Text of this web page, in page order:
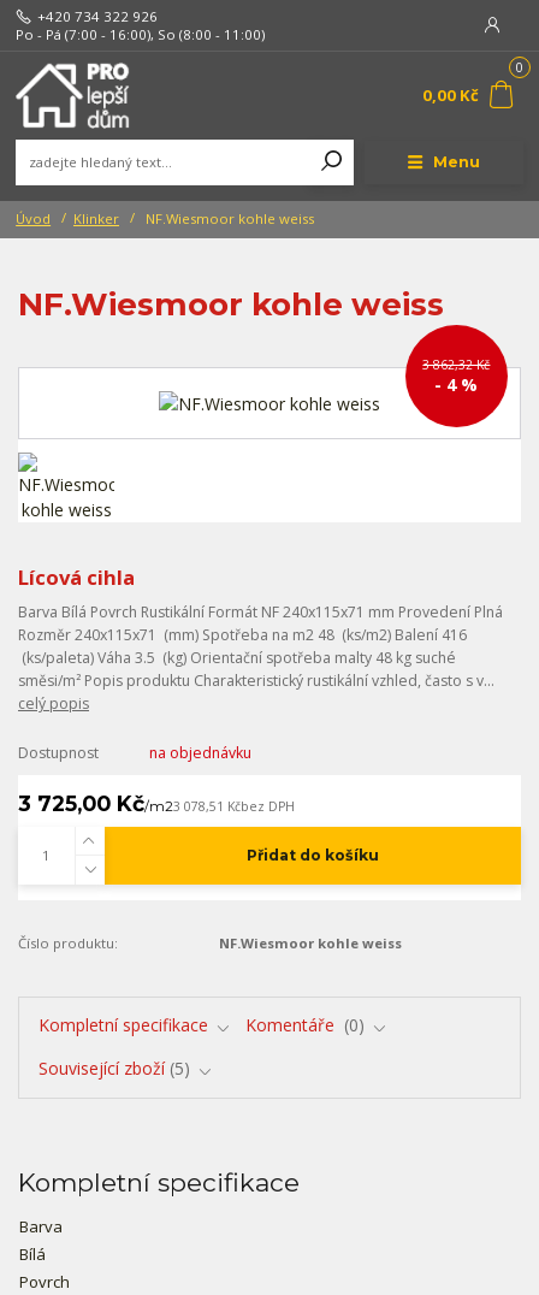
Menu
+420 734 322 926
Po - Pá (7:00 - 16:00), So (8:00 - 11:00)
0
0,00 Kč
Úvod Klinker NF.Wiesmoor kohle weiss
NF.Wiesmoor kohle weiss
3 862,32 Kč
- 4 %
Lícová cihla
Barva Bílá Povrch Rustikální Formát NF 240x115x71 mm Provedení Plná
Rozměr 240x115x71 (mm) Spotřeba na m2 48 (ks/m2) Balení 416
(ks/paleta) Váha 3.5 (kg) Orientační spotřeba malty 48 kg suché
směsi/m² Popis produktu Charakteristický rustikální vzhled, často s v...
celý popis
Dostupnost na objednávku
3 725,00 Kč/m23 078,51 Kčbez DPH
Přidat do košíku
Číslo produktu: NF.Wiesmoor kohle weiss
Kompletní specifikace Komentáře
0
Související zboží 5
Kompletní specifikace
Barva
Bílá
Povrch